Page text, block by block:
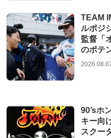
TEAM
ルポジ
監督「
のポテ
90’sホ
キー向
スクー